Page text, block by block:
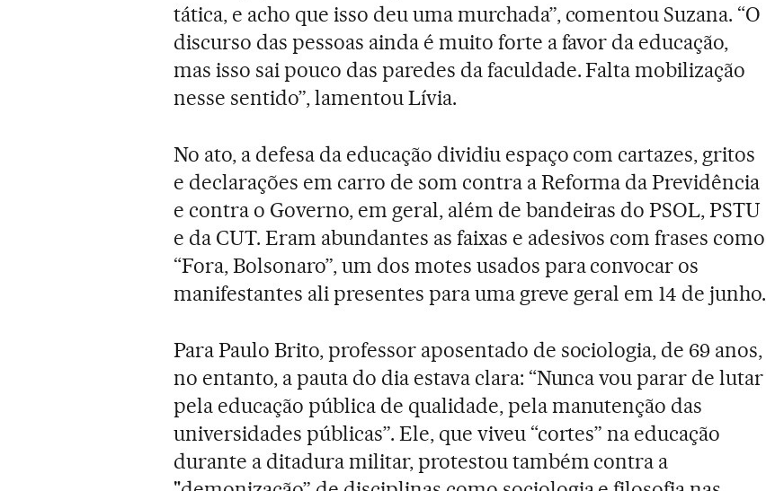
tática, e acho que isso deu uma murchada”, comentou Suzana. “O
discurso das pessoas ainda é muito forte a favor da educação,
mas isso sai pouco das paredes da faculdade. Falta mobilização
nesse sentido”, lamentou Lívia.
No ato, a defesa da educação dividiu espaço com cartazes, gritos
e declarações em carro de som contra a Reforma da Previdência
e contra o Governo, em geral, além de bandeiras do PSOL, PSTU
e da CUT. Eram abundantes as faixas e adesivos com frases como
“Fora, Bolsonaro”, um dos motes usados para convocar os
manifestantes ali presentes para uma greve geral em 14 de junho.
Para Paulo Brito, professor aposentado de sociologia, de 69 anos,
no entanto, a pauta do dia estava clara: “Nunca vou parar de lutar
pela educação pública de qualidade, pela manutenção das
universidades públicas”. Ele, que viveu “cortes” na educação
durante a ditadura militar, protestou também contra a